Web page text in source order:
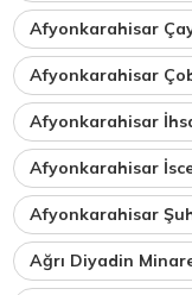
Afyonkarahisar
Afyonkarahisar
Afyonkarahisar
Afyonkarahisar
Afyonkarahisar
Ağrı Diyadin